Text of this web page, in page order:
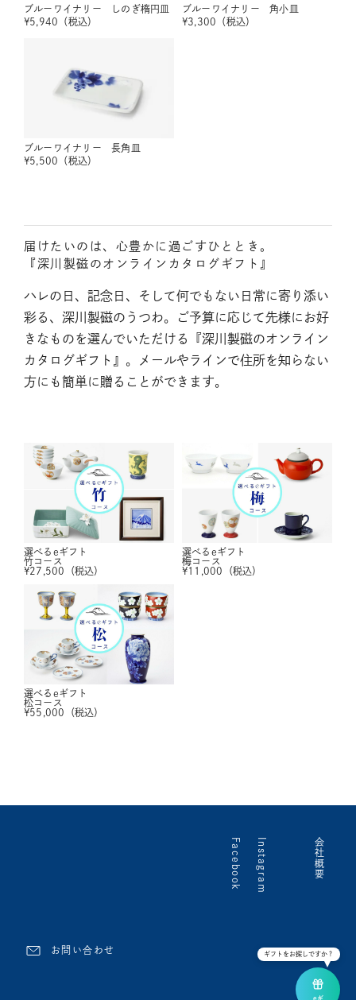
ブルーワイナリー しのぎ楕円皿
¥5,940 （税込）
ブルーワイナリー 角小皿
¥3,300 （税込）
ブルーワイナリー 長角皿
¥5,500 （税込）
届けたいのは、心豊かに過ごすひととき。
『深川製磁のオンラインカタログギフト』
ハレの日、記念日、そして何でもない日常に寄り添い
彩る、深川製磁のうつわ。ご予算に応じて先様にお好
きなものを選んでいただける『深川製磁のオンライン
カタログギフト』。メールやラインで住所を知らない
方にも簡単に贈ることができます。
選べるeギフト
竹コース
¥27,500 （税込）
選べるeギフト
梅コース
¥11,000 （税込）
選べるeギフト
松コース
¥55,000 （税込）
会社概要
Instagram
Facebook
お問い合わせ
eギ
ギフトをお探しですか？